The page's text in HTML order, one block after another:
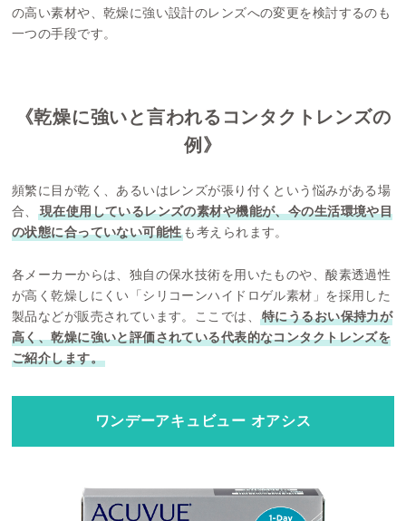
の高い素材や、乾燥に強い設計のレンズへの変更を検討するのも
一つの手段です。
《乾燥に強いと言われるコンタクトレンズの
例》
頻繁に目が乾く、あるいはレンズが張り付くという悩みがある場
合、
現在使用しているレンズの素材や機能が、今の生活環境や目
の状態に合っていない可能性 も考えられます。
各メーカーからは、独自の保水技術を用いたものや、酸素透過性
が高く乾燥しにくい「シリコーンハイドロゲル素材」を採用した
製品などが販売されています。ここでは、
特にうるおい保持力が
高く、乾燥に強いと評価されている代表的なコンタクトレンズを
ご紹介します。
ワンデーアキュビュー オアシス